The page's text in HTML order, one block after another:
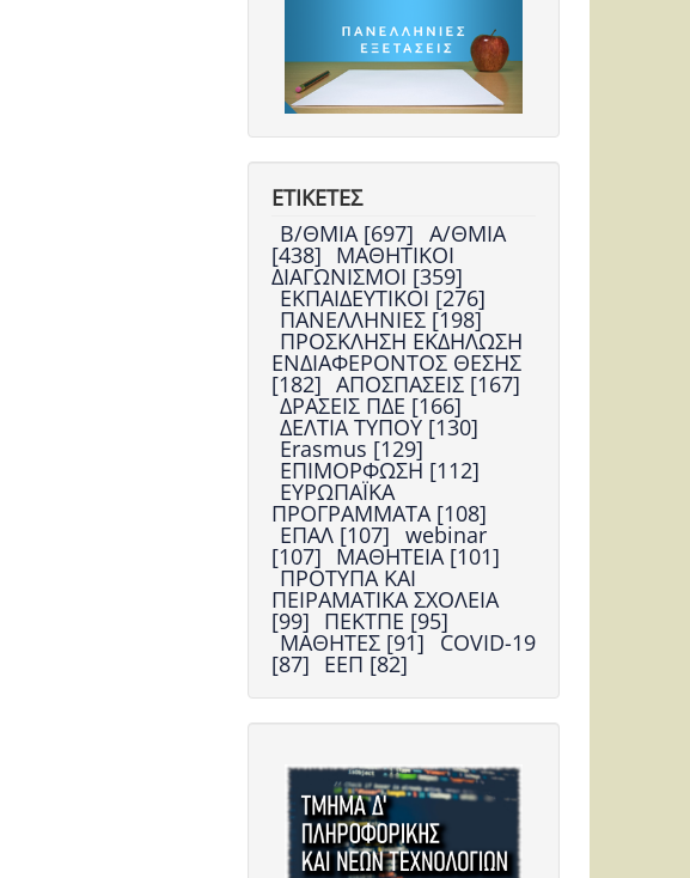
ΕΤΙΚΕΤΕΣ
Β/ΘΜΙΑ [697] Α/ΘΜΙΑ
[438] ΜΑΘΗΤΙΚΟΙ
ΔΙΑΓΩΝΙΣΜΟΙ [359]
ΕΚΠΑΙΔΕΥΤΙΚΟΙ [276]
ΠΑΝΕΛΛΗΝΙΕΣ [198]
ΠΡΟΣΚΛΗΣΗ ΕΚΔΗΛΩΣΗ
ΕΝΔΙΑΦΕΡΟΝΤΟΣ ΘΕΣΗΣ
[182] ΑΠΟΣΠΑΣΕΙΣ [167]
ΔΡΑΣΕΙΣ ΠΔΕ [166]
ΔΕΛΤΙΑ ΤΥΠΟΥ [130]
Erasmus [129]
ΕΠΙΜΟΡΦΩΣΗ [112]
ΕΥΡΩΠΑΪΚΑ
ΠΡΟΓΡΑΜΜΑΤΑ [108]
ΕΠΑΛ [107] webinar
[107] ΜΑΘΗΤΕΙΑ [101]
ΠΡΟΤΥΠΑ ΚΑΙ
ΠΕΙΡΑΜΑΤΙΚΑ ΣΧΟΛΕΙΑ
[99] ΠΕΚΤΠΕ [95]
ΜΑΘΗΤΕΣ [91] COVID-19
[87] ΕΕΠ [82]